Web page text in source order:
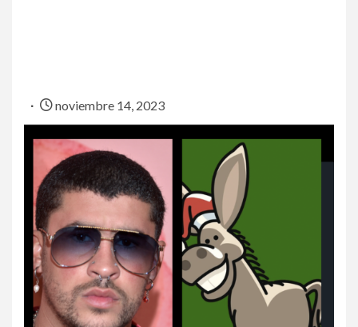
noviembre 14, 2023